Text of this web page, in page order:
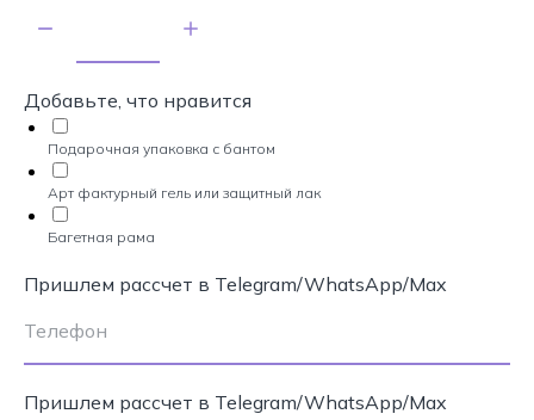
Добавьте, что нравится
Подарочная упаковка с бантом
Арт фактурный гель или защитный лак
Багетная рама
Пришлем рассчет в Telegram/WhatsApp/Max
Пришлем рассчет в Telegram/WhatsApp/Max